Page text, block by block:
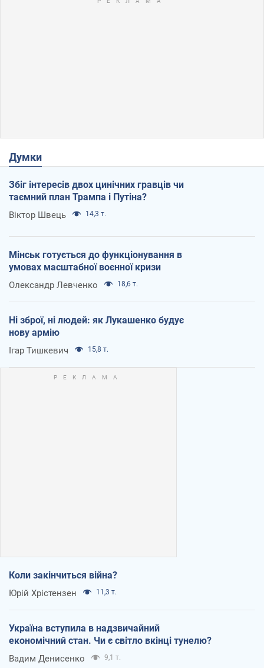
Думки
Збіг інтересів двох цинічних гравців чи
таємний план Трампа і Путіна?
Віктор Швець 14,3 т.
Мінськ готується до функціонування в
умовах масштабної воєнної кризи
Олександр Левченко 18,6 т.
Ні зброї, ні людей: як Лукашенко будує
нову армію
Ігар Тишкевич 15,8 т.
Коли закінчиться війна?
Юрій Хрістензен 11,3 т.
Україна вступила в надзвичайний
економічний стан. Чи є світло вкінці тунелю?
Вадим Денисенко 9,1 т.